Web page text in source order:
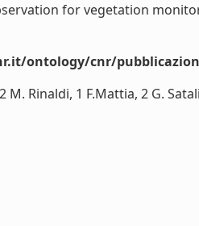
for vegetation
ontology/cnr/
M. Rinaldi, 1 F.Mattia, 2 G.